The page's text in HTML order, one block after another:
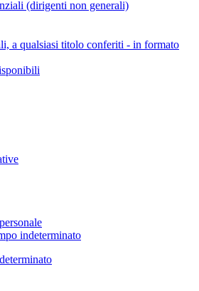
(dirigenti non generali)
a qualsiasi titolo conferiti - in formato
indeterminato